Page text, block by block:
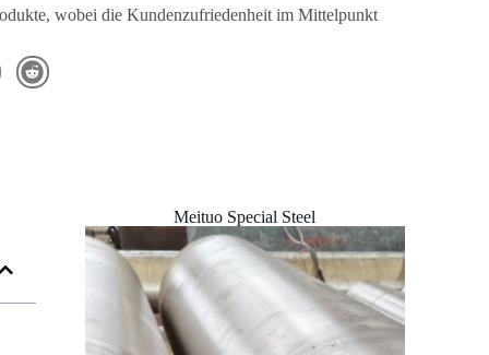
wobei die Kundenzufriedenheit im Mittelpunkt
Meituo Special Steel